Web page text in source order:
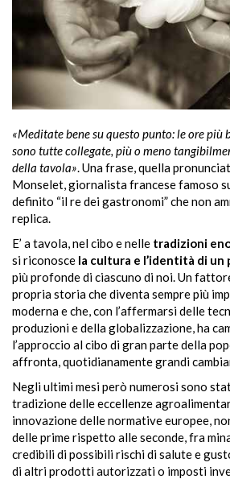
«Meditate bene su questo punto: le ore più
sono tutte collegate, più o meno
della tavola». Una frase, quella
Monselet, giornalista francese famoso
definito “il re dei gastronomi” che non
replica.
E’ a tavola, nel cibo e nelle tradizioni
si riconosce la cultura e l’identità di un
più profonde di ciascuno di noi. Un
propria storia che diventa sempre più
moderna e che, con l’affermarsi delle
produzioni e della globalizzazione, ha
l’approccio al cibo di gran parte della
affronta, quotidianamente grandi
Negli ultimi mesi però numerosi sono
tradizione delle eccellenze
innovazione delle normative europee,
delle prime rispetto alle seconde, fra
credibili di possibili rischi di salute e
di altri prodotti autorizzati o imposti